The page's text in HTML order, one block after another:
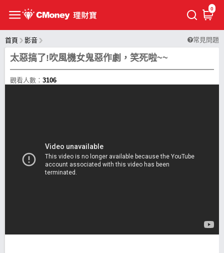
0
首頁 影音 常見問題
太惡搞了!吹風機女鬼惡作劇，笑死啦~~
觀看人數： 3106